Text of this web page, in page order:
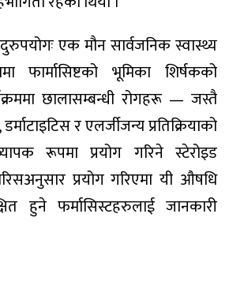
एक मौन सार्वजनिक स्वास्थ्य
फार्मासिष्टको भूमिका शिर्षकको
छालासम्बन्धी रोगहरू — जस्तै
र एलर्जीजन्य प्रतिक्रियाको
रूपमा प्रयोग गरिने स्टेरोइड
प्रयोग गरिएमा यी औषधि
हुने फर्मासिस्टहरुलाई जानकारी